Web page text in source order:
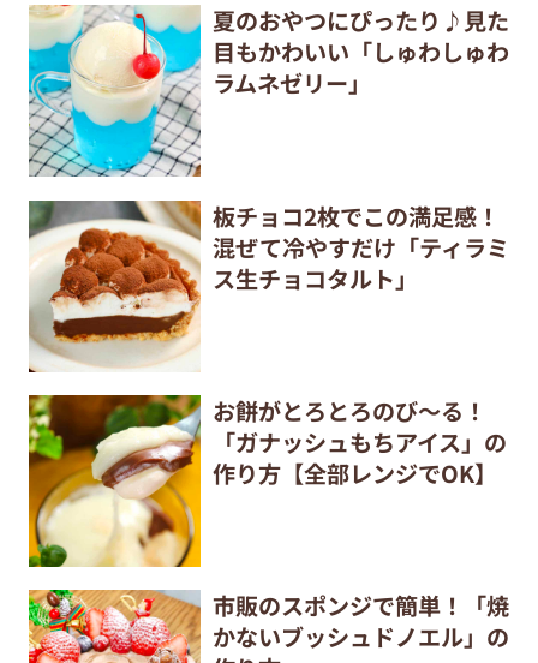
夏のおやつにぴったり♪見た
目もかわいい「しゅわしゅわ
ラムネゼリー」
板チョコ2枚でこの満足感！
混ぜて冷やすだけ「ティラミ
ス生チョコタルト」
お餅がとろとろのび～る！
「ガナッシュもちアイス」の
作り方【全部レンジでOK】
市販のスポンジで簡単！「焼
かないブッシュドノエル」の